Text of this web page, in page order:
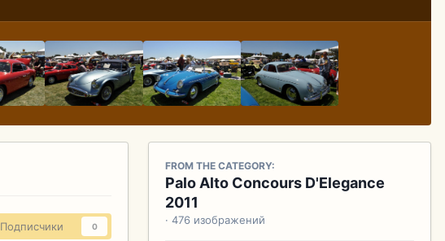
Подписчики 0
FROM THE CATEGORY:
Palo Alto Concours D'Elegance
2011
· 476 изображений